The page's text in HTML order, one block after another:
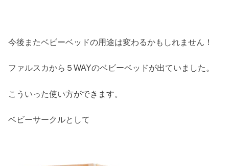
今後またベビーベッドの用途は変わるかもしれません！
ファルスカから５WAYのベビーベッドが出ていました。
こういった使い方ができます。
ベビーサークルとして